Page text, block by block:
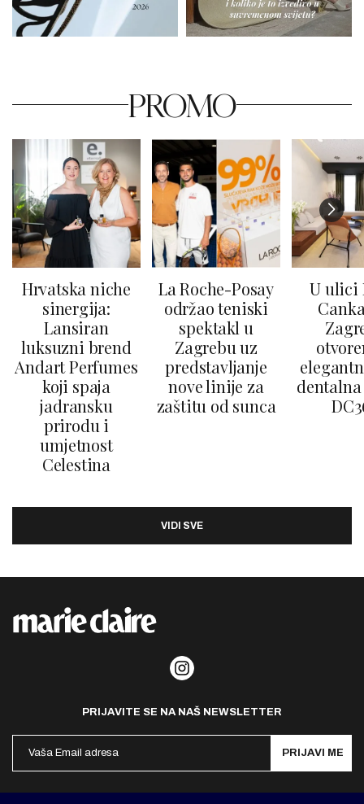
PROMO
Hrvatska niche
sinergija:
Lansiran
luksuzni brend
Andart Perfumes
koji spaja
jadransku
prirodu i
umjetnost
Celestina
La Roche-Posay
održao teniski
spektakl u
Zagrebu uz
predstavljanje
nove linije za
zaštitu od sunca
U ulici
VIDI SVE
PRIJAVITE SE NA NAŠ NEWSLETTER
PRIJAVI ME